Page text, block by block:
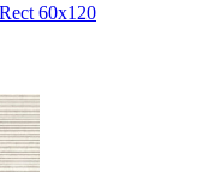
60х120